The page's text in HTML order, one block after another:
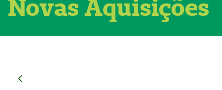
Novas Aquisições